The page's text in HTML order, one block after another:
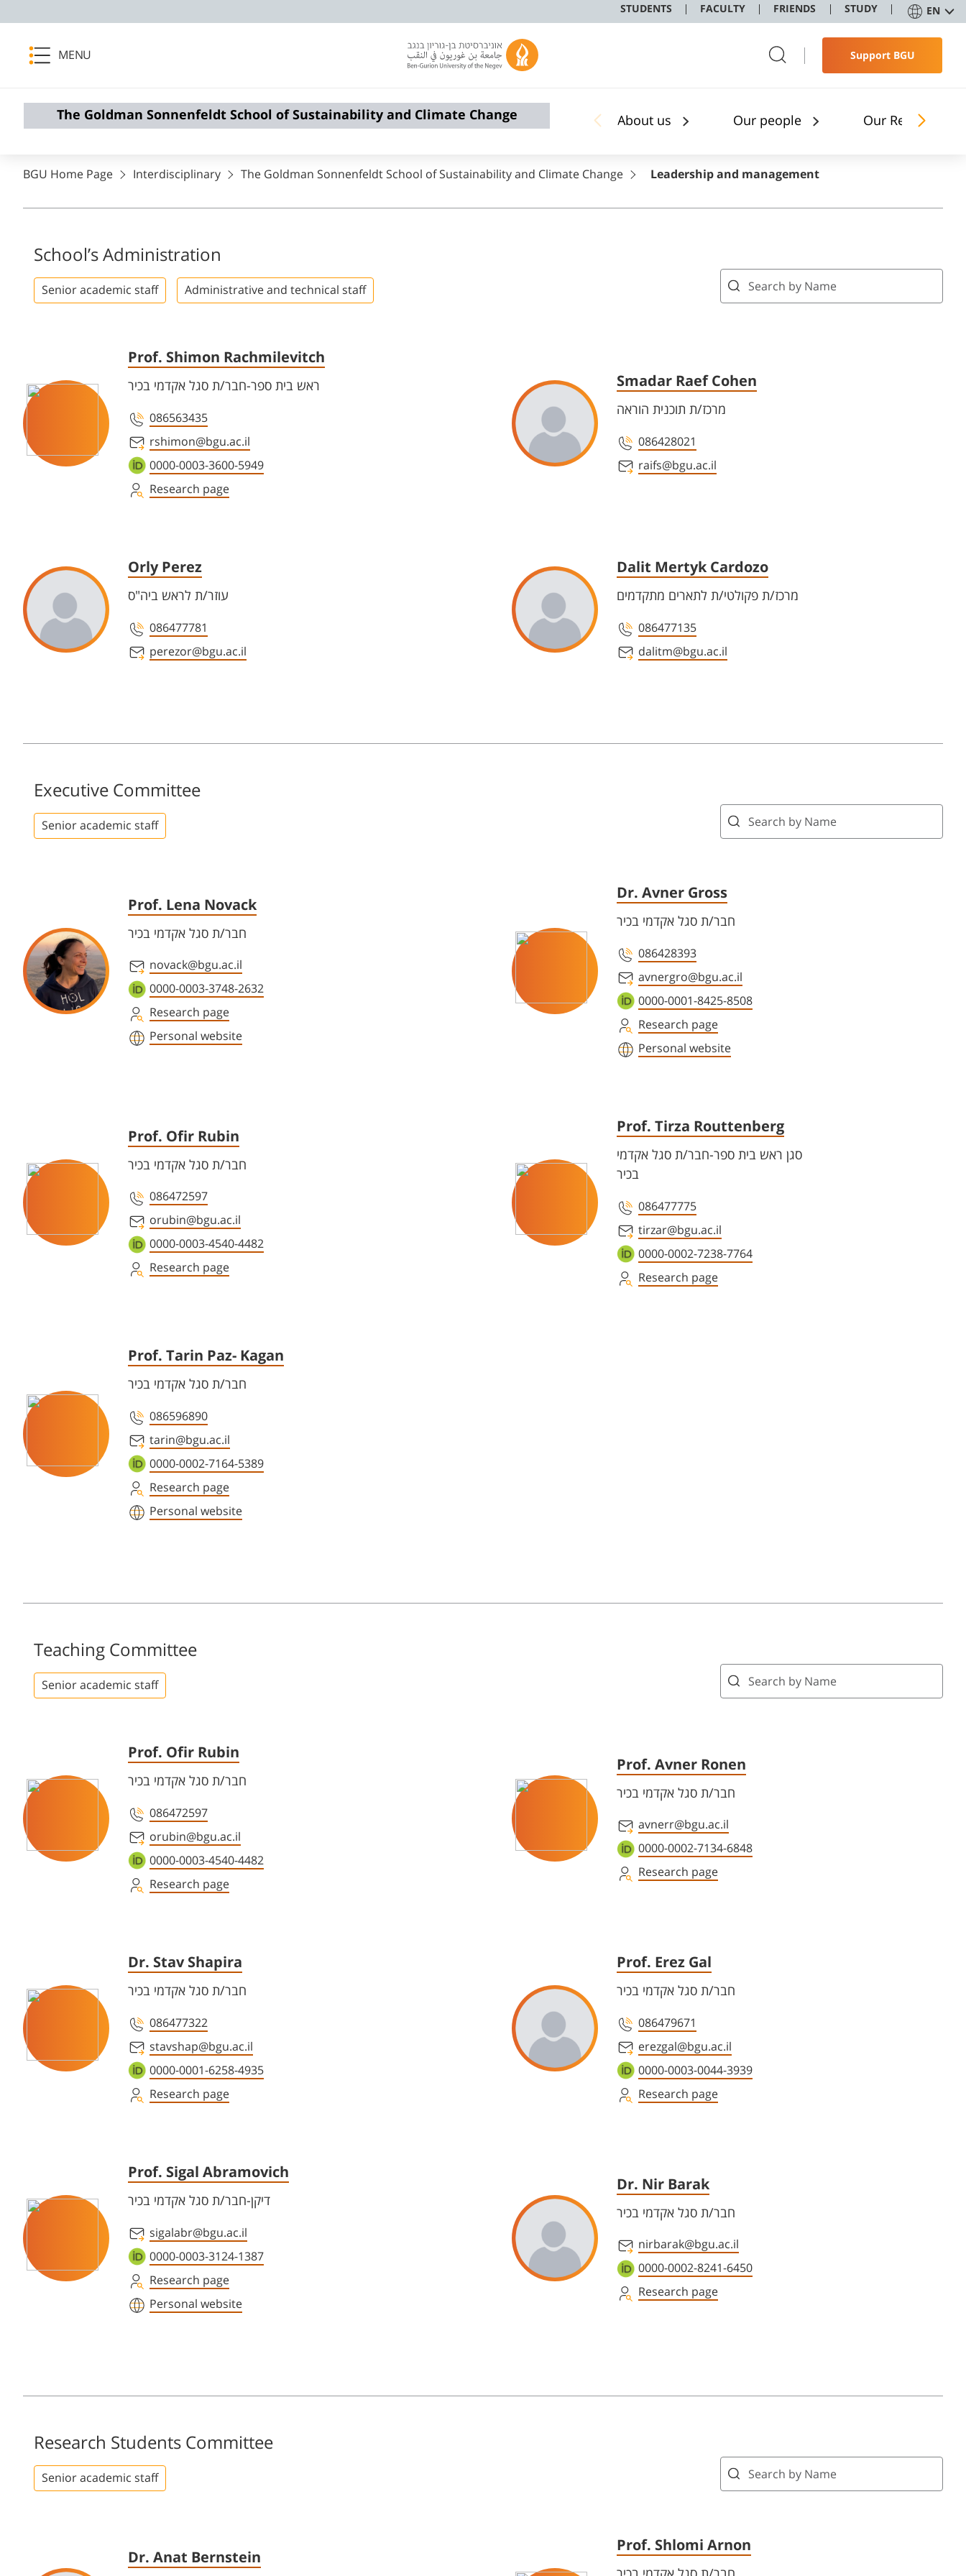
STUDENTS FACULTY FRIENDS STUDY EN
MENU Support BGU
The Goldman Sonnenfeldt School of Sustainability and Climate Change About us Our people Our Research
BGU Home Page Interdisciplinary The Goldman Sonnenfeldt School of Sustainability and Climate Change Leadership and management
School’s Administration
Senior academic staff Administrative and technical staff
Prof. Shimon Rachmilevitch
ראש בית ספר-חבר/ת סגל אקדמי בכיר
086563435
rshimon@bgu.ac.il
0000-0003-3600-5949
Research page
Smadar Raef Cohen
מרכז/ת תוכנית הוראה
086428021
raifs@bgu.ac.il
Orly Perez
עוזר/ת לראש ביה"ס
086477781
perezor@bgu.ac.il
Dalit Mertyk Cardozo
מרכז/ת פקולטי/ת לתארים מתקדמים
086477135
dalitm@bgu.ac.il
Executive Committee
Senior academic staff
Prof. Lena Novack
חבר/ת סגל אקדמי בכיר
novack@bgu.ac.il
0000-0003-3748-2632
Research page
Personal website
Dr. Avner Gross
חבר/ת סגל אקדמי בכיר
086428393
avnergro@bgu.ac.il
0000-0001-8425-8508
Research page
Personal website
Prof. Ofir Rubin
חבר/ת סגל אקדמי בכיר
086472597
orubin@bgu.ac.il
0000-0003-4540-4482
Research page
Prof. Tirza Routtenberg
סגן ראש בית ספר-חבר/ת סגל אקדמי
בכיר
086477775
tirzar@bgu.ac.il
0000-0002-7238-7764
Research page
Prof. Tarin Paz- Kagan
חבר/ת סגל אקדמי בכיר
086596890
tarin@bgu.ac.il
0000-0002-7164-5389
Research page
Personal website
Teaching Committee
Senior academic staff
Prof. Ofir Rubin
חבר/ת סגל אקדמי בכיר
086472597
orubin@bgu.ac.il
0000-0003-4540-4482
Research page
Prof. Avner Ronen
חבר/ת סגל אקדמי בכיר
avnerr@bgu.ac.il
0000-0002-7134-6848
Research page
Dr. Stav Shapira
חבר/ת סגל אקדמי בכיר
086477322
stavshap@bgu.ac.il
0000-0001-6258-4935
Research page
Prof. Erez Gal
חבר/ת סגל אקדמי בכיר
086479671
erezgal@bgu.ac.il
0000-0003-0044-3939
Research page
Prof. Sigal Abramovich
דיקן-חבר/ת סגל אקדמי בכיר
sigalabr@bgu.ac.il
0000-0003-3124-1387
Research page
Personal website
Dr. Nir Barak
חבר/ת סגל אקדמי בכיר
nirbarak@bgu.ac.il
0000-0002-8241-6450
Research page
Research Students Committee
Senior academic staff
Dr. Anat Bernstein
Prof. Shlomi Arnon